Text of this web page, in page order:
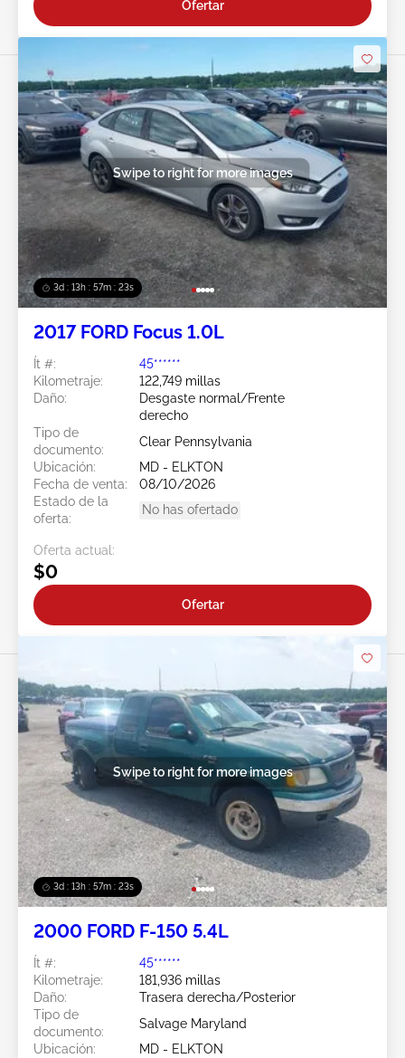
Ofertar
3d : 13h : 57m : 21s
Swipe to right for more images
2017 FORD Focus 1.0L
Ít #:
45******
Kilometraje:
122,749 millas
Daño:
Desgaste normal/Frente
derecho
Tipo de
documento:
Clear Pennsylvania
Ubicación:
MD - ELKTON
Fecha de venta:
08/10/2026
Estado de la
oferta:
No has ofertado
Oferta actual:
$0
Ofertar
3d : 13h : 57m : 21s
Swipe to right for more images
2000 FORD F-150 5.4L
Ít #:
45******
Kilometraje:
181,936 millas
Daño:
Trasera derecha/Posterior
Tipo de
documento:
Salvage Maryland
Ubicación:
MD - ELKTON